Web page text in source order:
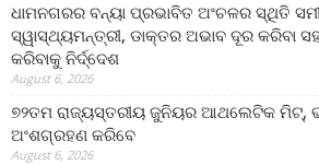
ଧାମନଗରର ବନ୍ୟା ପ୍ରଭାବିତ ଅଂଚଳର ସ୍ଥିତି
ସ୍ୱାସ୍ଥ୍ୟମନ୍ତ୍ରୀ, ଡାକ୍ତର ଅଭାବ ଦୂର କରିବା
କରିବାକୁ ନିର୍ଦ୍ଦେଶ
August 6, 2026
୭୨ତମ ରାଜ୍ୟସ୍ତରୀୟ ଜୁନିୟର ଆଥଲେଟିକ
ଅଂଶଗ୍ରହଣ କରିବେ
August 6, 2026